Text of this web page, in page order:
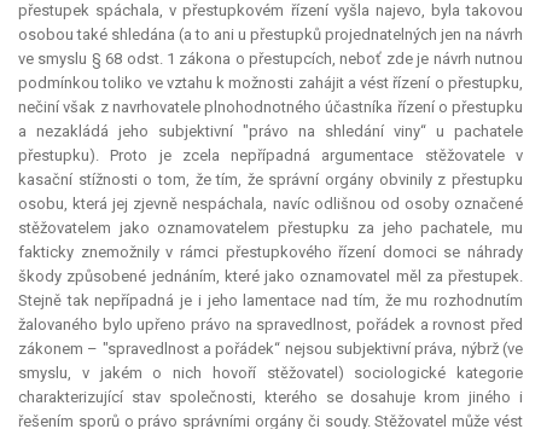
přestupek spáchala, v přestupkovém řízení vyšla najevo, byla takovou
osobou také shledána (a to ani u přestupků projednatelných jen na návrh
ve smyslu § 68 odst. 1 zákona o přestupcích, neboť zde je návrh nutnou
podmínkou toliko ve vztahu k možnosti zahájit a vést řízení o přestupku,
nečiní však z navrhovatele plnohodnotného účastníka řízení o přestupku
a nezakládá jeho subjektivní "právo na shledání viny“ u pachatele
přestupku). Proto je zcela nepřípadná argumentace stěžovatele v
kasační stížnosti o tom, že tím, že správní orgány obvinily z přestupku
osobu, která jej zjevně nespáchala, navíc odlišnou od osoby označené
stěžovatelem jako oznamovatelem přestupku za jeho pachatele, mu
fakticky znemožnily v rámci přestupkového řízení domoci se náhrady
škody způsobené jednáním, které jako oznamovatel měl za přestupek.
Stejně tak nepřípadná je i jeho lamentace nad tím, že mu rozhodnutím
žalovaného bylo upřeno právo na spravedlnost, pořádek a rovnost před
zákonem – "spravedlnost a pořádek“ nejsou subjektivní práva, nýbrž (ve
smyslu, v jakém o nich hovoří stěžovatel) sociologické kategorie
charakterizující stav společnosti, kterého se dosahuje krom jiného i
řešením sporů o právo správními orgány či soudy. Stěžovatel může vést